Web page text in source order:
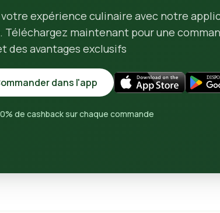
votre expérience culinaire avec notre
Téléchargez maintenant pour une
des avantages exclusifs
dans l'app
de cashback sur chaque commande